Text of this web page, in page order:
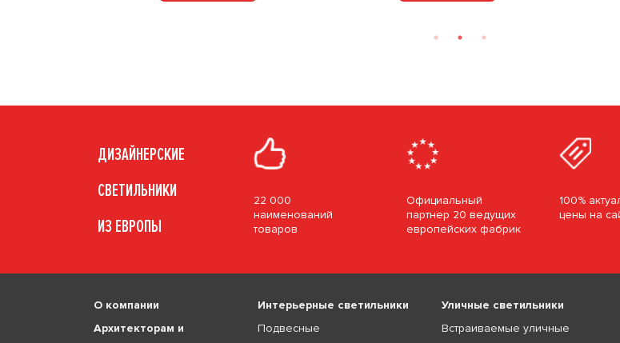
ДИЗАЙНЕРСКИЕ
СВЕТИЛЬНИКИ
ИЗ ЕВРОПЫ
22 000
наименований
товаров
Официальный
партнер 20 ведущих
европейских фабрик
100%
цены на
О компании
Архитекторам и
Интерьерные светильники
Подвесные
Уличные светильники
Встраиваемые уличные